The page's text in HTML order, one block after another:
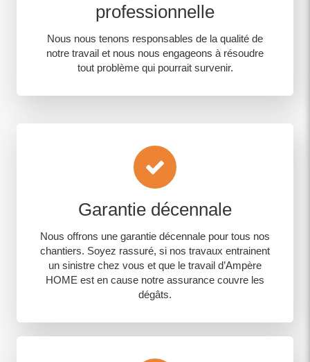
professionnelle
Nous nous tenons responsables de la qualité de
notre travail et nous nous engageons à résoudre
tout problème qui pourrait survenir.
Garantie décennale
Nous offrons une garantie décennale pour tous nos
chantiers. Soyez rassuré, si nos travaux entrainent
un sinistre chez vous et que le travail d’Ampère
HOME est en cause notre assurance couvre les
dégâts.